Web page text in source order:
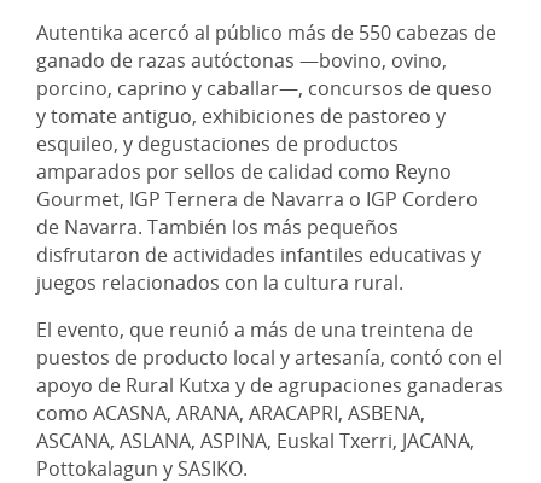
Autentika acercó al público más de 550 cabezas de
ganado de razas autóctonas —bovino, ovino,
porcino, caprino y caballar—, concursos de queso
y tomate antiguo, exhibiciones de pastoreo y
esquileo, y degustaciones de productos
amparados por sellos de calidad como Reyno
Gourmet, IGP Ternera de Navarra o IGP Cordero
de Navarra. También los más pequeños
disfrutaron de actividades infantiles educativas y
juegos relacionados con la cultura rural.
El evento, que reunió a más de una treintena de
puestos de producto local y artesanía, contó con el
apoyo de Rural Kutxa y de agrupaciones ganaderas
como ACASNA, ARANA, ARACAPRI, ASBENA,
ASCANA, ASLANA, ASPINA, Euskal Txerri, JACANA,
Pottokalagun y SASIKO.